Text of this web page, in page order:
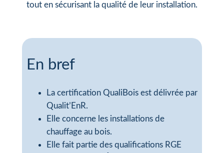
tout en sécurisant la qualité de leur installation.
En bref
La certification QualiBois est délivrée par
Qualit’EnR.
Elle concerne les installations de
chauffage au bois.
Elle fait partie des qualifications RGE